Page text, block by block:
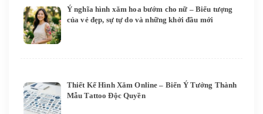
Ý nghĩa hình xăm hoa bướm cho nữ – Biểu tượng
của vẻ đẹp, sự tự do và những khởi đầu mới
Thiết Kế Hình Xăm Online – Biến Ý Tưởng Thành
Mẫu Tattoo Độc Quyền